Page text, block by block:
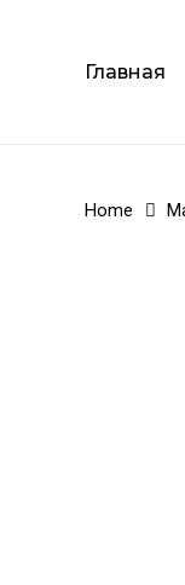
Главная
Home